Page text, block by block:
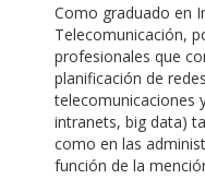
Como graduado en
Telecomunicación,
profesionales que
planificación de
telecomunicaciones
intranets, big data)
como en las
función de la